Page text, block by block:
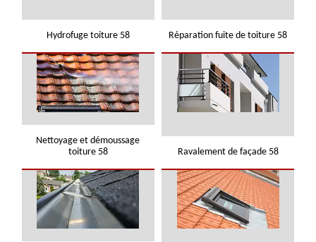
Hydrofuge toiture 58 Réparation fuite de toiture 58
Nettoyage et démoussage
toiture 58
Ravalement de façade 58